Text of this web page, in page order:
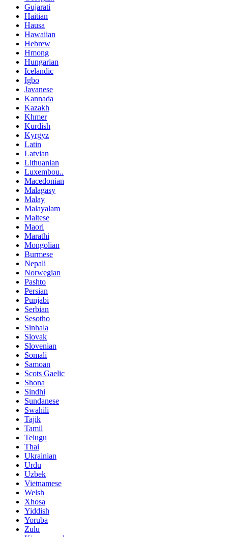
Gujarati
Haitian
Hausa
Hawaiian
Hebrew
Hmong
Hungarian
Icelandic
Igbo
Javanese
Kannada
Kazakh
Khmer
Kurdish
Kyrgyz
Latin
Latvian
Lithuanian
Luxembou..
Macedonian
Malagasy
Malay
Malayalam
Maltese
Maori
Marathi
Mongolian
Burmese
Nepali
Norwegian
Pashto
Persian
Punjabi
Serbian
Sesotho
Sinhala
Slovak
Slovenian
Somali
Samoan
Scots Gaelic
Shona
Sindhi
Sundanese
Swahili
Tajik
Tamil
Telugu
Thai
Ukrainian
Urdu
Uzbek
Vietnamese
Welsh
Xhosa
Yiddish
Yoruba
Zulu